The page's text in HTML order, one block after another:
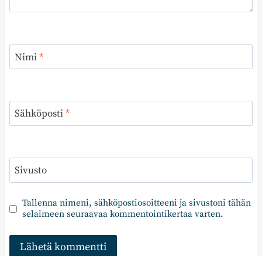
Nimi*
Sähköposti*
Sivusto
Tallenna nimeni, sähköpostiosoitteeni ja sivustoni tähän
selaimeen seuraavaa kommentointikertaa varten.